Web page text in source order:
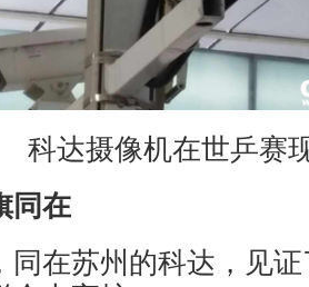
达摄像机在世乒赛
同在
在苏州的科达，见证